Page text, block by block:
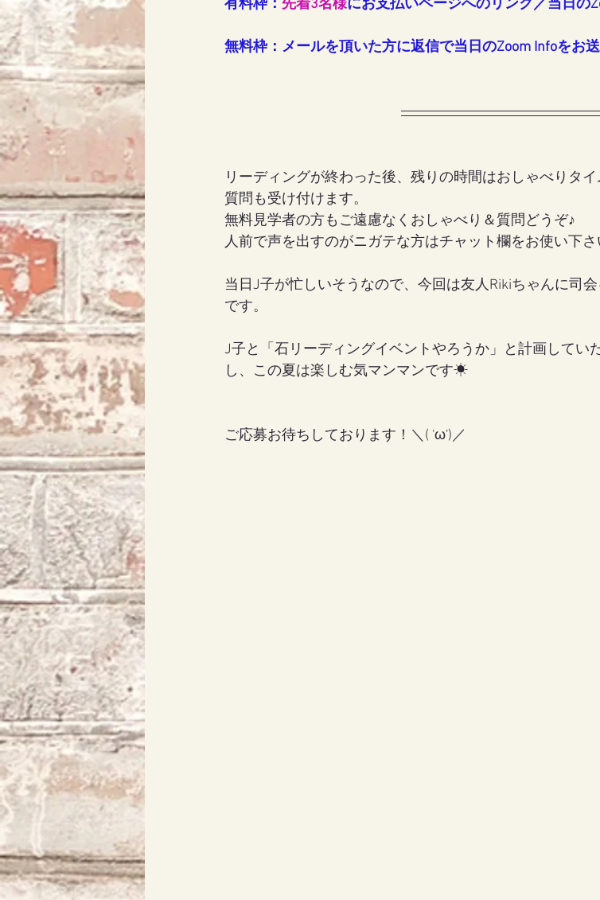
有料枠： 先着3名様にお支払いページへのリンク／当日の
無料枠：メールを頂いた方に返信で当日のZoom Infoをお送
リーディングが終わった後、残りの時間はおしゃべりタ
質問も受け付けます。
無料見学者の方もご遠慮なくおしゃべり＆質問どうぞ♪
人前で声を出すのがニガテな方はチャット欄をお使い下さ
当日J子が忙しいそうなので、今回は友人Rikiちゃんに司
です。
J子と「石リーディングイベントやろうか」と計画してい
し、この夏は楽しむ気マンマンです☀
ご応募お待ちしております！＼( 'ω')／